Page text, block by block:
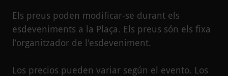
Els preus poden modificar-se durant els
esdeveniments a la Plaça. Els preus són els fixa
l’organitzador de l'esdeveniment.
Los precios pueden variar según el evento. Los